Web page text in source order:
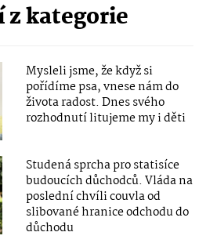
kategorie
Mysleli jsme, že když si
pořídíme psa, vnese nám do
života radost. Dnes svého
rozhodnutí litujeme my i děti
Studená sprcha pro statisíce
budoucích důchodců. Vláda na
poslední chvíli couvla od
slibované hranice odchodu do
důchodu